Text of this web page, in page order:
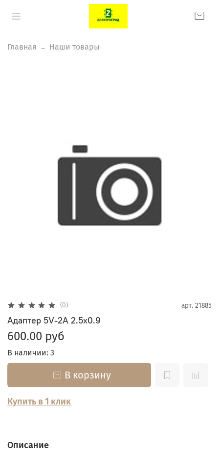
Главная Наши товары
(0) арт. 21885
Адаптер 5V-2A 2.5x0.9
600.00 руб
В наличии: 3
В корзину
Купить в 1 клик
Описание